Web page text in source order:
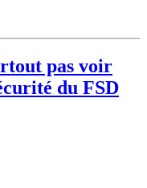
pas voir
du FSD